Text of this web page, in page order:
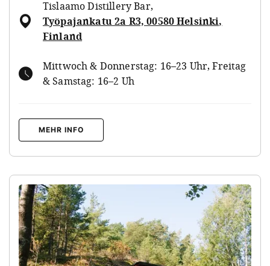
Tislaamo Distillery Bar,
Työpajankatu 2a R3, 00580 Helsinki,
Finland
Mittwoch & Donnerstag: 16–23 Uhr, Freitag
& Samstag: 16–2 Uh
MEHR INFO